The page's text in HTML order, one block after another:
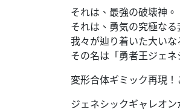
それは、最強の破壊神。
それは、勇気の究極なる
我々が辿り着いた大いな
その名は「勇者王ジェネ
変形合体ギミック再現
ジェネシックギャレオ